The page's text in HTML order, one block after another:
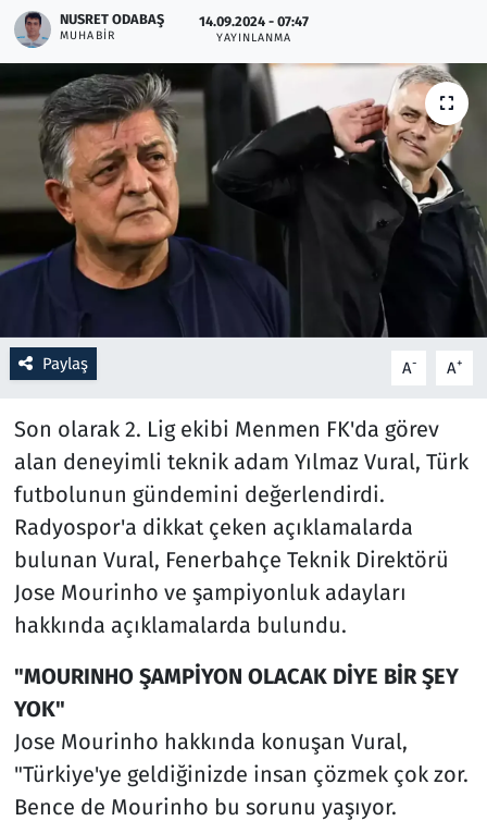
NUSRET ODABAŞ
MUHABIR
14.09.2024 - 07:47
YAYINLANMA
Paylaş A- A+
Son olarak 2. Lig ekibi Menmen FK'da görev
alan deneyimli teknik adam Yılmaz Vural, Türk
futbolunun gündemini değerlendirdi.
Radyospor'a dikkat çeken açıklamalarda
bulunan Vural, Fenerbahçe Teknik Direktörü
Jose Mourinho ve şampiyonluk adayları
hakkında açıklamalarda bulundu.
"MOURINHO ŞAMPİYON OLACAK DİYE BİR ŞEY
YOK"
Jose Mourinho hakkında konuşan Vural,
"Türkiye'ye geldiğinizde insan çözmek çok zor.
Bence de Mourinho bu sorunu yaşıyor.
Ramazan
Resmi İlanlar
Rüya Tabirleri
Sağlık
Savunma Sanayi
Seçim 2023
Spor
Televizyon